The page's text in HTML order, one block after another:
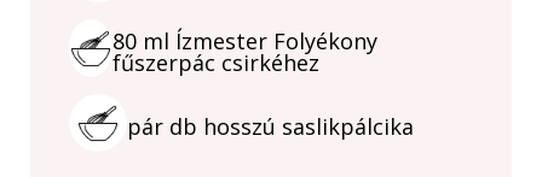
80 ml Ízmester Folyékony
fűszerpác csirkéhez
pár db hosszú saslikpálcika